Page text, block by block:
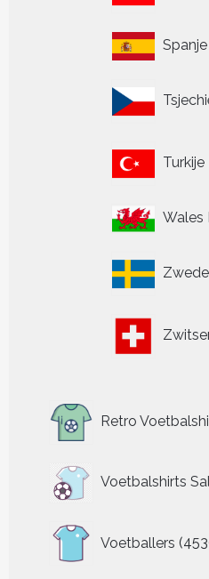
Wales
Retro
Voetbalshirts
Voetballers